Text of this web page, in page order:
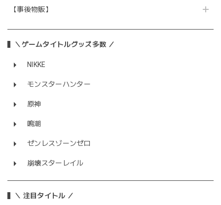
【事後物販】
＼ゲームタイトルグッズ多数 ／
NIKKE
モンスターハンター
原神
鳴潮
ゼンレスゾーンゼロ
崩壊スターレイル
＼ 注目タイトル ／